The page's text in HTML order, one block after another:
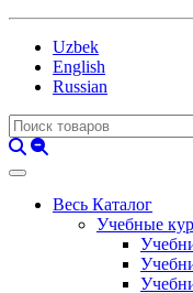
Uzbek
English
Russian
Весь Каталог
Учебные